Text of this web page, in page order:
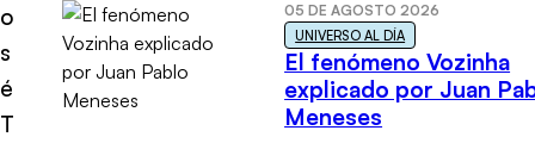
o
s
é
T
05 DE AGOSTO 2026
UNIVERSO AL DÍA
El fenómeno Vozinha
explicado por Juan
Meneses